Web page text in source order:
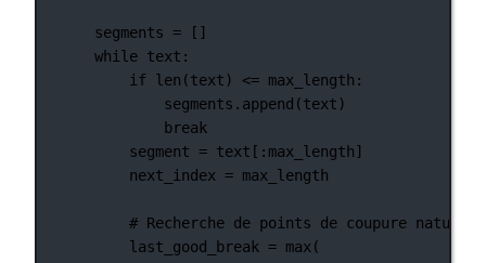
segments = []
while text:
if
len (text) <= max_length:
segments.append(text)
break
segment = text[:max_length]
next_index = max_length
# Recherche de points de coupure
last_good_break = max (